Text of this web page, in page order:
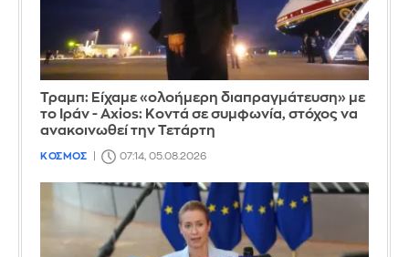
Τραμπ: Είχαμε «ολοήμερη διαπραγμάτευση» με
το Ιράν - Axios: Κοντά σε συμφωνία, στόχος να
ανακοινωθεί την Τετάρτη
ΚΟΣΜΟΣ 07:14, 05.08.2026